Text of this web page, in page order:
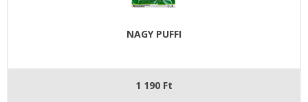
NAGY PUFFI
1 190 Ft